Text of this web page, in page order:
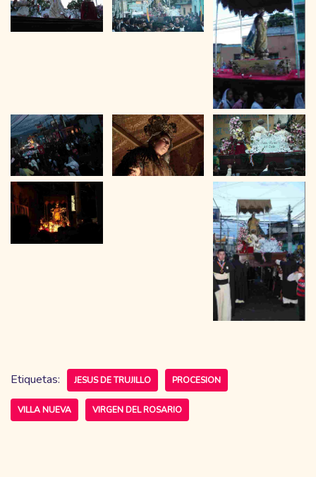
Etiquetas: JESUS DE TRUJILLO PROCESION
VILLA NUEVA VIRGEN DEL ROSARIO